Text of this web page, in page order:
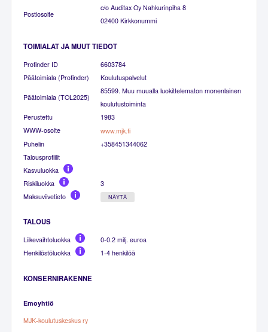
Postiosoite
c/o Auditax Oy Nahkurinpiha 8
02400 Kirkkonummi
TOIMIALAT JA MUUT TIEDOT
Profinder ID
6603784
Päätoimiala (Profinder)
Koulutuspalvelut
Päätoimiala (TOL2025)
85599. Muu muualla luokittelematon monenlainen
koulutustoiminta
Perustettu
1983
WWW-osoite
www.mjk.fi
Puhelin
+358451344062
Talousprofiilit
Kasvuluokka
Riskiluokka
3
Maksuviivetieto
NÄYTÄ
TALOUS
Liikevaihtoluokka
0-0.2 milj. euroa
Henkilöstöluokka
1-4 henkilöä
KONSERNIRAKENNE
Emoyhtiö
MJK-koulutuskeskus ry